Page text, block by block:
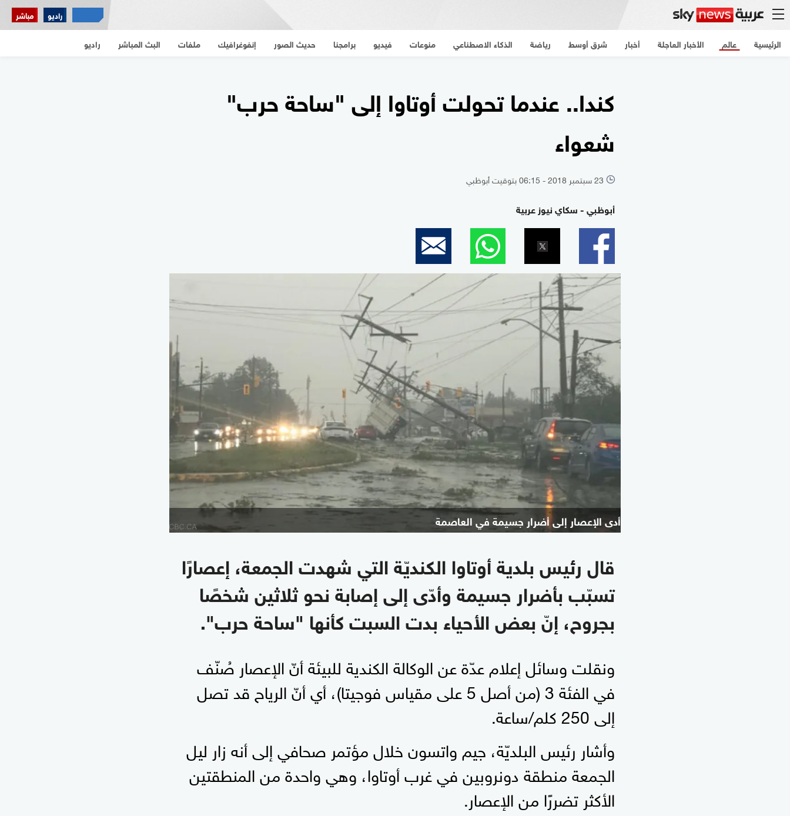
راديو مباشر
الرئيسية الأخبار العاجلة أخبار شرق أوسط عالم رياضة الذكاء الاصطناعي منوعات فيديو برامجنا حديث الصور إنفوغرافيك ملفات البث المباشر راديو
الرئيسية الأخبار العاجلة عالم
كندا.. عندما تحولت أوتاوا إلى "ساحة حرب"
شعواء
l 23 سبتمبر 2018 - 06:15 بتوقيت أبوظبي
أبوظبي - سكاي نيوز عربية
أدى الإعصار إلى أضرار جسيمة في العاصمة
قال رئيس بلدية أوتاوا الكنديّة التي شهدت الجمعة، إعصارًا
تسبّب بأضرار جسيمة وأدّى إلى إصابة نحو ثلاثين شخصًا
بجروح، إنّ بعض الأحياء بدت السبت كأنها "ساحة حرب".
ونقلت وسائل إعلام عدّة عن الوكالة الكندية للبيئة أنّ الإعصار صُنّف
في الفئة 3 (من أصل 5 على مقياس فوجيتا)، أي أنّ الرياح قد تصل
إلى 250 كلم/ساعة.
وأشار رئيس البلديّة، جيم واتسون خلال مؤتمر صحافي إلى أنه زار ليل
الجمعة منطقة دونروبين في غرب أوتاوا، وهي واحدة من المنطقتين
الأكثر تضررًا من الإعصار.